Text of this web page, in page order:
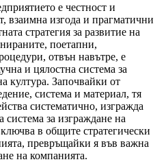
е честност и
взаимна изгода и прагматични
стратегия за развитие на
поетапни,
отвън навътре, е
и цялостна система за
култура. Започвайки от
система и материал, тя
систематично, изгражда
система за изграждане на
в общите стратегически
превръщайки я във важна
на компанията.